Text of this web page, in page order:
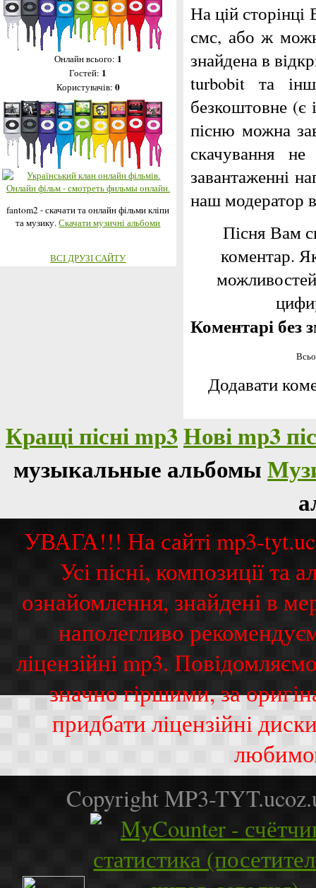
Онлайн всього: 1
Гостей: 1
Користувачів: 0
fantom2 - скачати та онлайн фільми кліпи
та музику.Скачати музичні альбоми
ВСІ ДРУЗІ САЙТУ
На цій
смс, або ж
знайдена в
turbobit та
безкоштовне (є
пісню можна
скачування
завантаженні
наш модератор
Пісня Вам
коментар.
Коментарі без
Додавати
Кращі пісні mp3Нові mp3
музыкальные альбомы
УВАГА!!! На сайті mp3-
Усі пісні, композиції
ознайомлення, знайдені в
наполегливо
ліцензійні mp3.
значно гіршими, за
придбати ліцензійні
Copyright MP3-